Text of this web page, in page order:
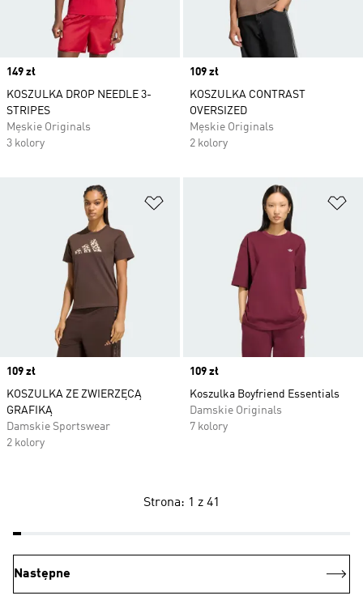
Price
149 zł
KOSZULKA DROP NEEDLE 3-
STRIPES
Męskie Originals
3 kolory
Price
109 zł
KOSZULKA CONTRAST
OVERSIZED
Męskie Originals
2 kolory
Dodaj do listy życzeń
Price
109 zł
KOSZULKA ZE ZWIERZĘCĄ
GRAFIKĄ
Damskie Sportswear
2 kolory
Price
109 zł
Koszulka Boyfriend Essentials
Damskie Originals
7 kolory
Strona: 1 z 41
Następne